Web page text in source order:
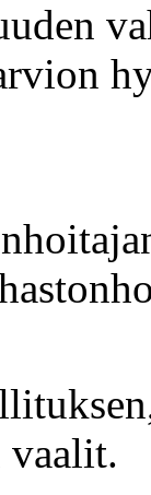
vaalit.